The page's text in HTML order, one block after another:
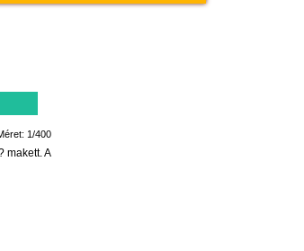
1/400
makett. A